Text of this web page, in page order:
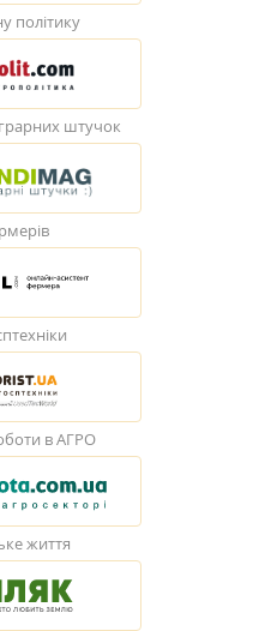
політику
штучок
в АГРО
життя